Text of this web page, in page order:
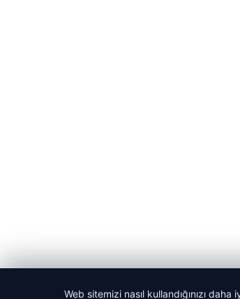
Web sitemizi nasıl kullandığınızı